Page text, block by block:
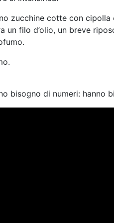
zucchine cotte con
un filo d’olio, un breve
bisogno di numeri: hanno